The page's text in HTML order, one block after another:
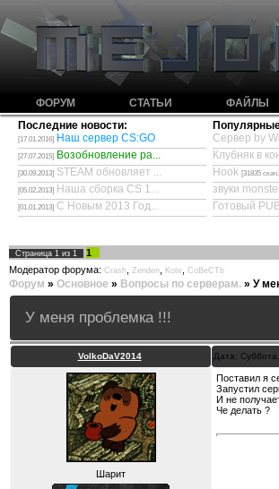
ФОРУМ СТАТЬИ ФАЙЛЫ
Последние новости:
[17.01.2016] Наш сервер CS:GO
[27.07.2015] Возобновление ра...
[30.09.2013] STEAM обновляет ...
[05.02.2013] Наша сборка CS 1...
[01.01.2013] С Новым 2013 Год...
Сервер by
Клубняк в
Hook [31835 скач.]
звуки
Готовый
Страница 1 из 1
1
Модератор форума: Crash Zenden Kote CoBeCTb
Форум » Основное » Вопросы по серверам. » У
У меня проблемка !!!
VolkoDaV2014 Дата:
Шарит
Поставил я
Запустил
И не
Че делать ?